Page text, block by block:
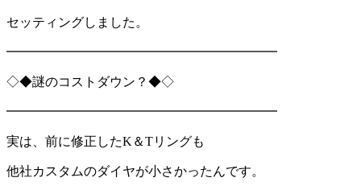
セッティングしました。
━━━━━━━━━━━━━━━━━━━━━
◇◆謎のコストダウン？◆◇
━━━━━━━━━━━━━━━━━━━━━
実は、前に修正したK＆Tリングも
他社カスタムのダイヤが小さかったんです。